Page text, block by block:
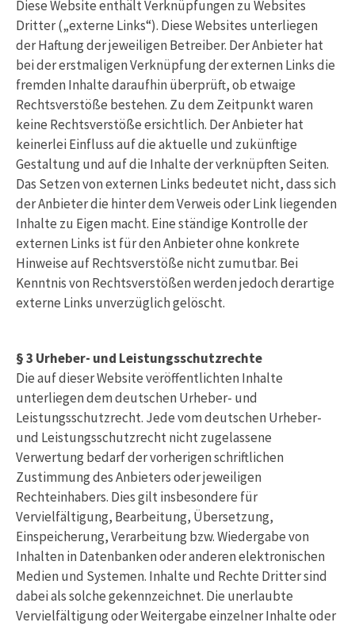
Diese Website enthält Verknüpfungen zu Websites
Dritter („externe Links“). Diese Websites unterliegen
der Haftung der jeweiligen Betreiber. Der Anbieter hat
bei der erstmaligen Verknüpfung der externen Links die
fremden Inhalte daraufhin überprüft, ob etwaige
Rechtsverstöße bestehen. Zu dem Zeitpunkt waren
keine Rechtsverstöße ersichtlich. Der Anbieter hat
keinerlei Einfluss auf die aktuelle und zukünftige
Gestaltung und auf die Inhalte der verknüpften Seiten.
Das Setzen von externen Links bedeutet nicht, dass sich
der Anbieter die hinter dem Verweis oder Link liegenden
Inhalte zu Eigen macht. Eine ständige Kontrolle der
externen Links ist für den Anbieter ohne konkrete
Hinweise auf Rechtsverstöße nicht zumutbar. Bei
Kenntnis von Rechtsverstößen werden jedoch derartige
externe Links unverzüglich gelöscht.
§ 3 Urheber- und Leistungsschutzrechte
Die auf dieser Website veröffentlichten Inhalte
unterliegen dem deutschen Urheber- und
Leistungsschutzrecht. Jede vom deutschen Urheber-
und Leistungsschutzrecht nicht zugelassene
Verwertung bedarf der vorherigen schriftlichen
Zustimmung des Anbieters oder jeweiligen
Rechteinhabers. Dies gilt insbesondere für
Vervielfältigung, Bearbeitung, Übersetzung,
Einspeicherung, Verarbeitung bzw. Wiedergabe von
Inhalten in Datenbanken oder anderen elektronischen
Medien und Systemen. Inhalte und Rechte Dritter sind
dabei als solche gekennzeichnet. Die unerlaubte
Vervielfältigung oder Weitergabe einzelner Inhalte oder